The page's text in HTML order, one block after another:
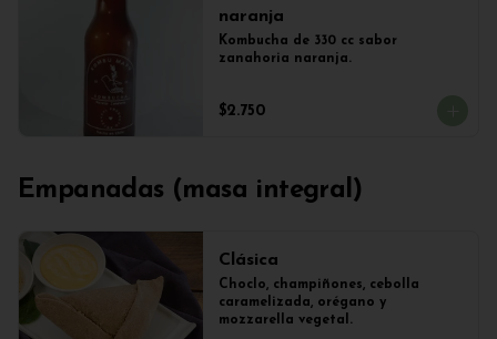
naranja
Kombucha de 330 cc sabor
zanahoria naranja.
$2.750
Empanadas (masa integral)
Clásica
Choclo, champiñones, cebolla
caramelizada, orégano y
mozzarella vegetal.